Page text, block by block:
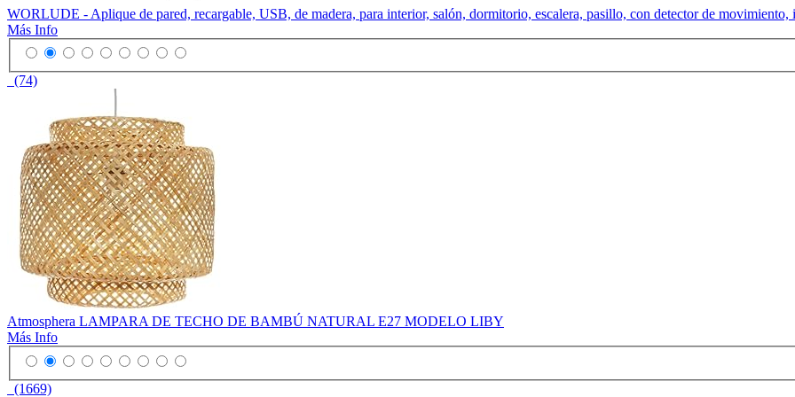
WORLUDE - Aplique de pared, recargable, USB, de madera, para interior, salón, dormitorio, escalera, pasillo, con detector de
Más Info
(74)
Atmosphera LAMPARA DE TECHO DE BAMBÚ NATURAL E27 MODELO LIBY
Más Info
(1669)